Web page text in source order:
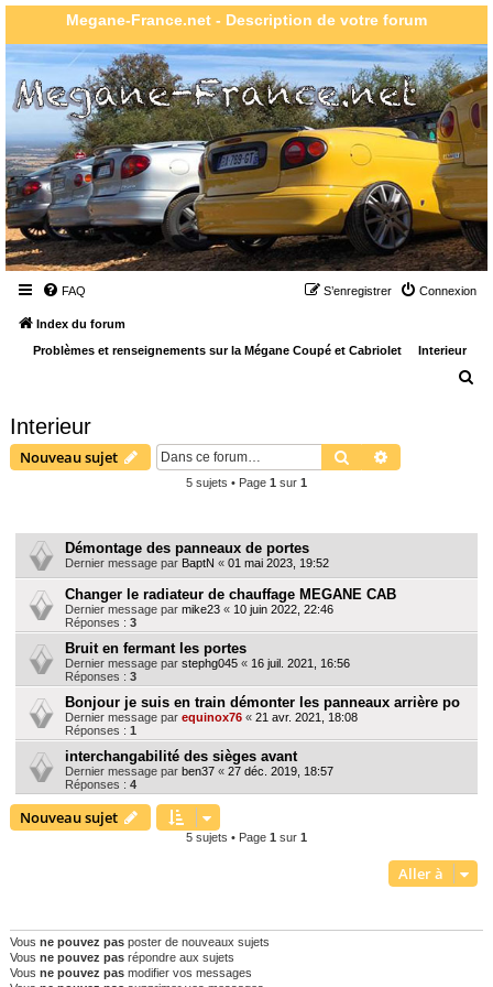
Megane-France.net - Description de votre forum
FAQ Connexion
S’enregistrer
Index du forum
Problèmes et renseignements sur la Mégane Coupé et Cabriolet
Interieur
c
Interieur
Nouveau sujet Rechercher
5 sujets • Page 1 sur 1
Démontage des panneaux de portes
Dernier message par BaptN « 01 mai 2023, 19:52
Changer le radiateur de chauffage MEGANE CAB
Dernier message par mike23 « 10 juin 2022, 22:46
Réponses : 3
Bruit en fermant les portes
Dernier message par stephg045 « 16 juil. 2021, 16:56
Réponses : 3
Bonjour je suis en train démonter les panneaux arrière po
Dernier message par equinox76 « 21 avr. 2021, 18:08
Réponses : 1
interchangabilité des sièges avant
Dernier message par ben37 « 27 déc. 2019, 18:57
Réponses : 4
Nouveau sujet
5 sujets • Page 1 sur 1
Aller à
Vous ne pouvez pas poster de nouveaux sujets
Vous ne pouvez pas répondre aux sujets
Vous ne pouvez pas modifier vos messages